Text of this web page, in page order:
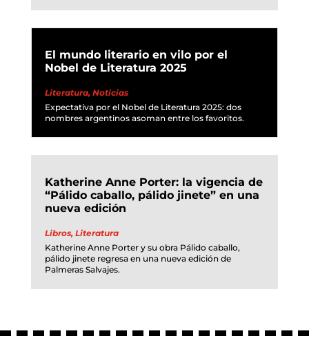
El mundo literario en vilo por el
Nobel de Literatura 2025
Literatura, Noticias
Expectativa por el Nobel de Literatura 2025: dos
nombres argentinos asoman entre los favoritos.
Katherine Anne Porter: la vigencia de
“Pálido caballo, pálido jinete” en una
nueva edición
Libros, Literatura
Katherine Anne Porter y su obra Pálido caballo,
pálido jinete regresa en una nueva edición de
Palmeras Salvajes.